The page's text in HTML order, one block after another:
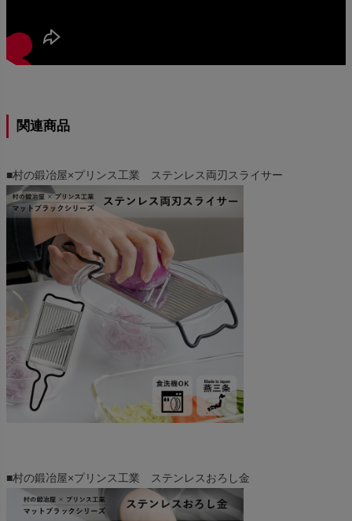
関連商品
■村の鍛冶屋×プリンス工業 ステンレス両刃スライサー
■村の鍛冶屋×プリンス工業 ステンレスおろし金